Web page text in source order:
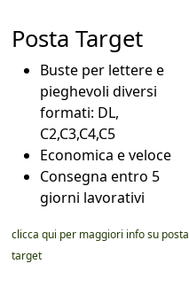
Posta Target
Buste per lettere e
pieghevoli diversi
formati: DL,
C2,C3,C4,C5
Economica e veloce
Consegna entro 5
giorni lavorativi
clicca qui per maggiori info su posta
target